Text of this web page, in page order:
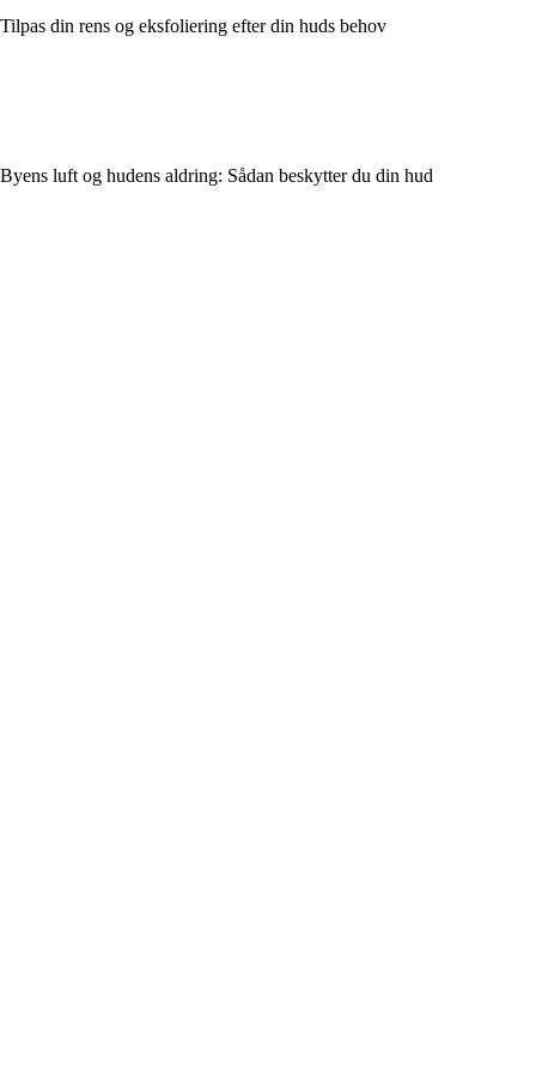
Tilpas din rens og eksfoliering efter din huds behov
Byens luft og hudens aldring: Sådan beskytter du din hud